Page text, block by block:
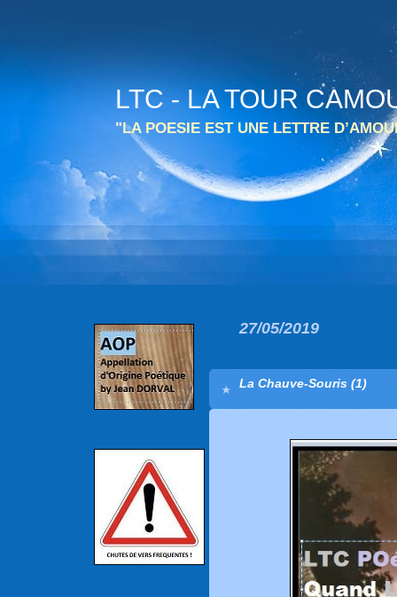
LTC - LA TOUR
"LA POESIE EST UNE LETTRE
27/05/2019
La Chauve-Souris (1)